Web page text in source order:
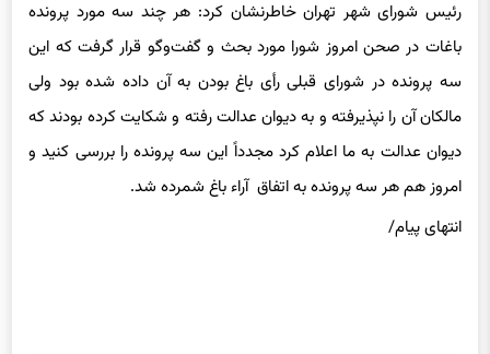
باغات در صحن امروز شورا مورد بحث و گفت‌ وگوقرار گرفت که این
سه پرونده در شورای قبلی رأی باغ بودن به آن داده شده بود ولی
مالکان آن را نپذیرفته و به دیوان عدالت رفته و شکایت کرده بودند که
دیوان عدالت به ما اعلام کرد مجدداً این سه پرونده را بررسی کنید و
امروز هم هر سه پرونده به اتفاق آراء باغ شمرده شد.
انتهایپیام/